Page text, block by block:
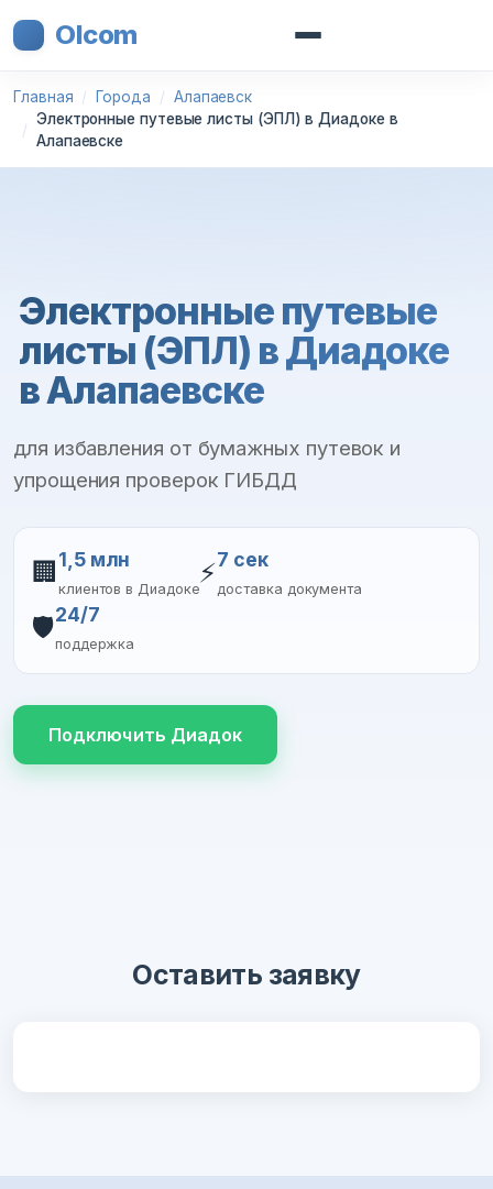
Olcom
Главная Города
Алапаевск
Электронные путевые листы (ЭПЛ) в Диадоке в
Алапаевске
Электронные путевые
листы (ЭПЛ) в Диадоке
в Алапаевске
для избавления от бумажных путевок и
упрощения проверок ГИБДД
🏢 1,5 млн
клиентов в Диадоке
⚡7 сек
доставка документа
🛡️24/7
поддержка
Подключить Диадок
Оставить заявку